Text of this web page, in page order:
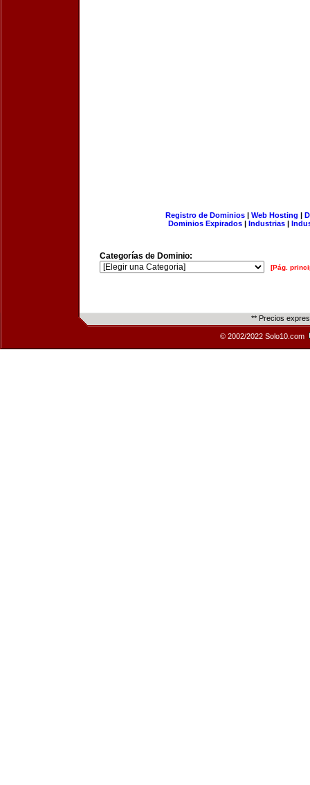
Registro de Dominios| Web Hosting |
Dominios Expirados | Industrias |
Categorías de Dominio:
[Pág.
** Precios
© 2002/2022 Solo10.com